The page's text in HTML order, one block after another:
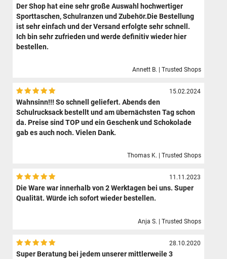
Der Shop hat eine sehr große Auswahl hochwertiger
Sporttaschen, Schulranzen und Zubehör.Die Bestellung
ist sehr einfach und der Versand erfolgte sehr schnell.
Ich bin sehr zufrieden und werde definitiv wieder hier
bestellen.
Annett B. | Trusted Shops
15.02.2024
Wahnsinn!!! So schnell geliefert. Abends den
Schulrucksack bestellt und am übernächsten Tag schon
da. Preise sind TOP und ein Geschenk und Schokolade
gab es auch noch. Vielen Dank.
Thomas K. | Trusted Shops
11.11.2023
Die Ware war innerhalb von 2 Werktagen bei uns. Super
Qualität. Würde ich sofort wieder bestellen.
Anja S. | Trusted Shops
28.10.2020
Super Beratung bei jedem unserer mittlerweile 3